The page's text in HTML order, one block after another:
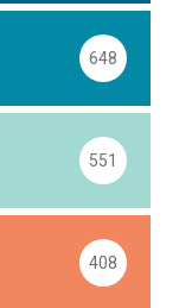
648
551
408